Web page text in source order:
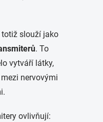
totiž slouží jako
. To
vytváří látky,
nervovými
ovlivňují: